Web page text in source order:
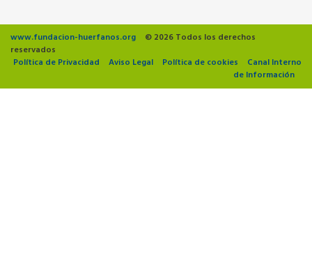
www.fundacion-huerfanos.org
© 2026 Todos los derechos
reservados
Política de Privacidad
Aviso Legal Política de cookies
Canal Interno
de Información